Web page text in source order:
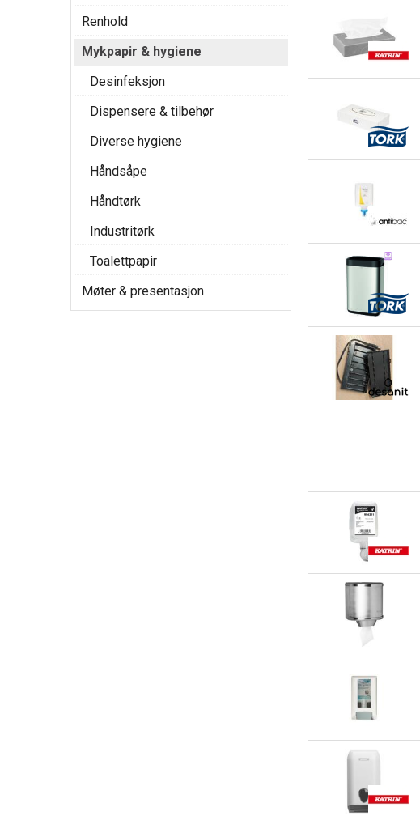
Renhold
Mykpapir & hygiene
Desinfeksjon
Dispensere & tilbehør
Diverse hygiene
Håndsåpe
Håndtørk
Industritørk
Toalettpapir
Møter & presentasjon